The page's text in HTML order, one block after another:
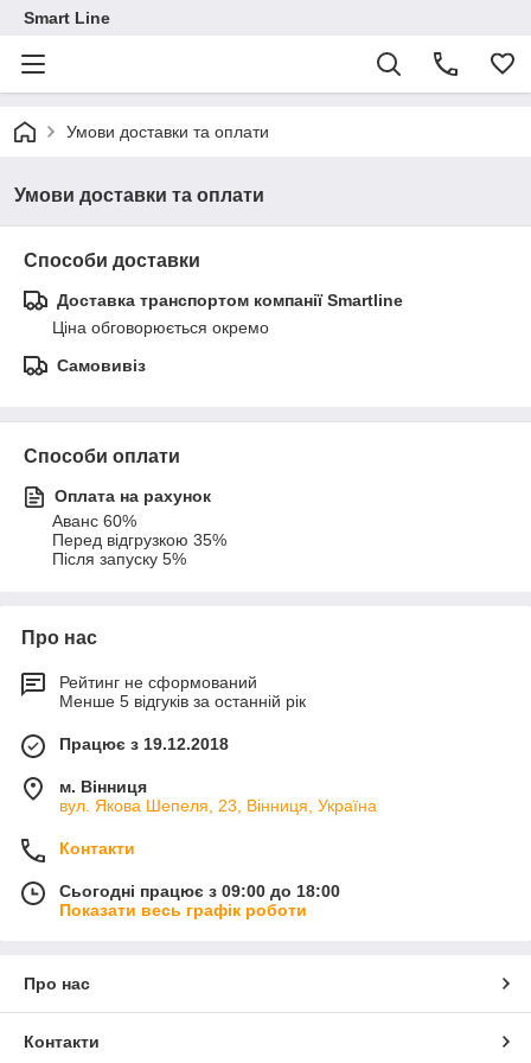
Smart Line
Умови доставки та оплати
Умови доставки та оплати
Способи доставки
Доставка транспортом компанії Smartline
Ціна обговорюється окремо
Самовивіз
Способи оплати
Оплата на рахунок
Аванс 60%
Перед відгрузкою 35%
Після запуску 5%
Про нас
Рейтинг не сформований
Менше 5 відгуків за останній рік
Працює з 19.12.2018
м. Вінниця
вул. Якова Шепеля, 23, Вінниця, Україна
Контакти
Сьогодні працює з 09:00 до 18:00
Показати весь графік роботи
Про нас
Контакти